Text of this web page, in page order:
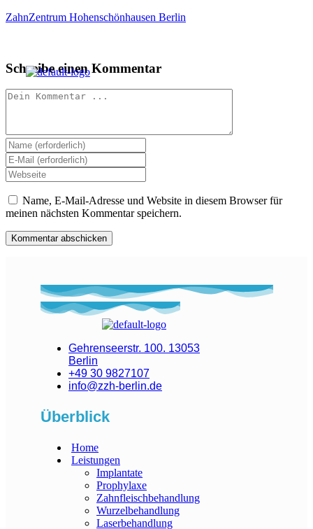
ZahnZentrum Hohenschönhausen Berlin
Menü
Schreibe einen Kommentar
Kommentieren
Gib
deinen
Namen
oder
Benutzernamen
zum
Kommentieren
ein
Gib
deine
E-
Mail-
Adresse
zum
Kommentieren
ein
Gib
deine
Website-
URL
(optional)
Name, E-Mail-Adresse und Website in diesem Browser für
meinen nächsten Kommentar speichern.
Gehrenseerstr. 100. 13053
Berlin
+49 30 9827107
info@zzh-berlin.de
Überblick
Home
Leistungen
Implantate
Prophylaxe
Zahnfleischbehandlung
Wurzelbehandlung
Laserbehandlung